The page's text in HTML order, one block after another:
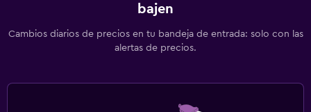
bajen
Cambios diarios de precios en tu bandeja de entrada: solo con las
alertas de precios.